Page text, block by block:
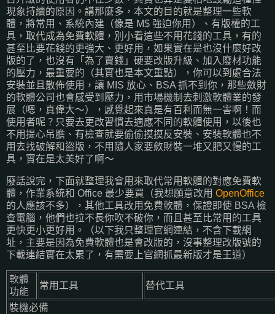
現象持續的原因。講那麼多，本文的目的就是整理一些軟
體，將常用、系統內建（像是 M$ 強迫你用）、有版權的工
具，取代成為免費軟體，別小看這些不用花錢的工具，有的
甚至比要花錢的更強大、更好用，如果實在是也沒什麼好改
版的了，也沒有「為了賣錢」硬要改版升級、加入廢材功能
的壓力，最重要的（其實也是本文重點），你可以到處合法
安裝並且散佈使用，讓 MIS 放心、BSA 抓不到你，那些斂財
的軟體公司也會感受到壓力，用市場機制去刺激軟體業的發
展（嗯，真偉大～），感覺起來真是有百利而無一害啊！而
使用者呢？只要去更改習慣去適應不同的軟體使用，以後也
不用提心吊膽、有檢查就要偷偷摸摸反安裝、安裝軟體也不
用去找破解和盜版，不用隨人家要斂財裝一堆又肥又慢的工
具，實在是太美好了啊～
廢話說完，下面就整理我會用來取代常用軟體的對應免費軟
體，作業系統和 Office 最少要買（我想願意改用 OpenOffice
的人應該不多），其他工具改用免費軟體，保證即使 BSA 檢
查電腦，他們也拉不長你吹不破你，而且甚至比常用的工具
更快更小更好用。（以下我只整理官網連結，不含下載網
址，主要是因為免費軟體也是會改版的，沒事整理改版號的
下載連結實在太累了，有需要上官網抓最新版才是王道）
軟體
功能
常用工具 替代工具
裝機必備